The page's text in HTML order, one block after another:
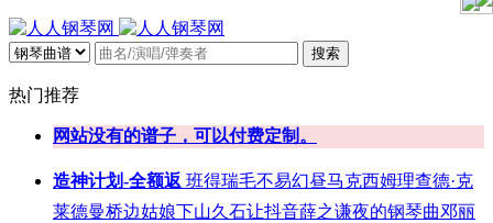
搜索
热门推荐
网站没有的谱子，可以付费定制。
造神计划-全额返 班得瑞毛不易幻昼马克西姆理查德·克
莱德曼桥边姑娘下山久石让抖音薛之谦夜的钢琴曲邓丽